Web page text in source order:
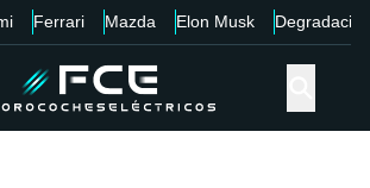
Ferrari Mazda Elon Musk Degradación